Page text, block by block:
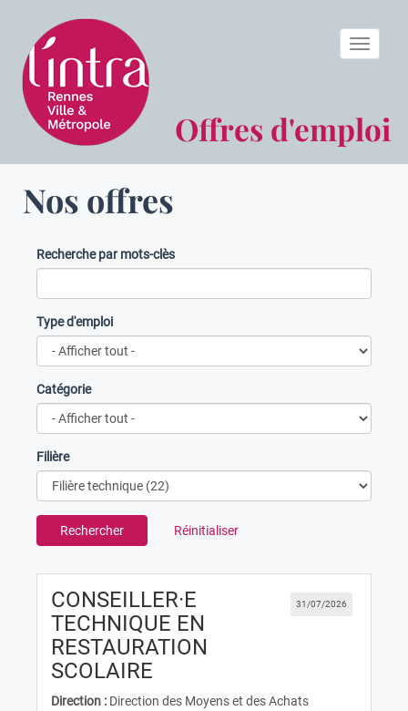
Offres d'emploi
Toggle
Nos offres
Recherche par mots-clès
Type d'emploi
Catégorie
Filière
Rechercher Réinitialiser
31/07/2026
CONSEILLER·E
TECHNIQUE EN
RESTAURATION
SCOLAIRE
Direction : Direction des Moyens et des Achats